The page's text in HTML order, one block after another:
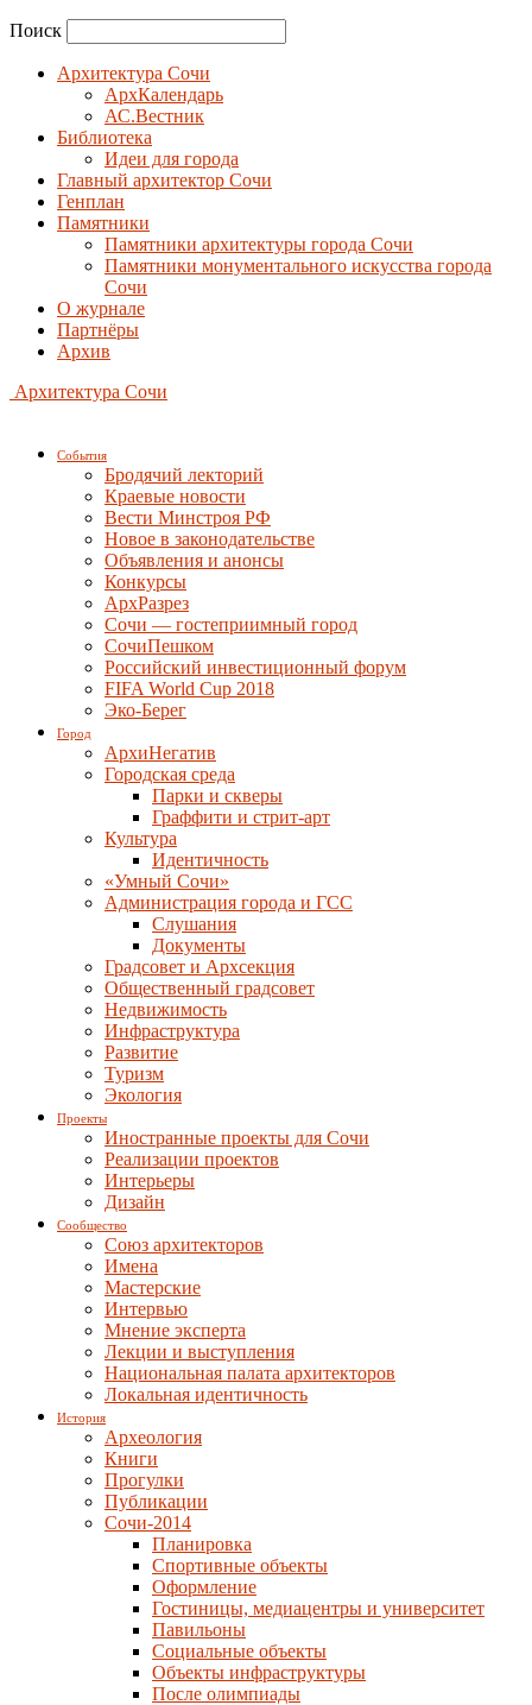
Поиск
Архитектура Сочи
АрхКалендарь
АС.Вестник
Библиотека
Идеи для города
Главный архитектор Сочи
Генплан
Памятники
Памятники архитектуры города Сочи
Памятники монументального искусства города
Сочи
О журнале
Партнёры
Архив
Архитектура Сочи
События
Бродячий лекторий
Краевые новости
Вести Минстроя РФ
Новое в законодательстве
Объявления и анонсы
Конкурсы
АрхРазрез
Сочи — гостеприимный город
СочиПешком
Российский инвестиционный форум
FIFA World Cup 2018
Эко-Берег
Город
АрхиНегатив
Городская среда
Парки и скверы
Граффити и стрит-арт
Культура
Идентичность
«Умный Сочи»
Администрация города и ГСС
Слушания
Документы
Градсовет и Архсекция
Общественный градсовет
Недвижимость
Инфраструктура
Развитие
Туризм
Экология
Проекты
Иностранные проекты для Сочи
Реализации проектов
Интерьеры
Дизайн
Сообщество
Союз архитекторов
Имена
Мастерские
Интервью
Мнение эксперта
Лекции и выступления
Национальная палата архитекторов
Локальная идентичность
История
Археология
Книги
Прогулки
Публикации
Сочи-2014
Планировка
Спортивные объекты
Оформление
Гостиницы, медиацентры и университет
Павильоны
Социальные объекты
Объекты инфраструктуры
После олимпиады